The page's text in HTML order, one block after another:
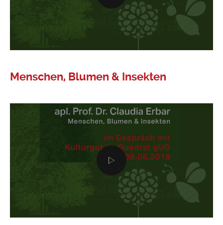
Menschen, Blumen & Insekten